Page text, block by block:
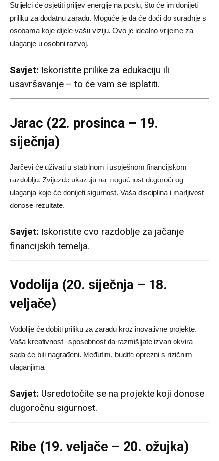
Strijelci će osjetiti priljev energije na poslu, što će im donijeti
priliku za dodatnu zaradu. Moguće je da će doći do suradnje s
osobama koje dijele vašu viziju. Ovo je idealno vrijeme za
ulaganje u osobni razvoj.
Savjet: Iskoristite prilike za edukaciju ili
usavršavanje – to će vam se isplatiti.
Jarac (22. prosinca – 19.
siječnja)
Jarčevi će uživati u stabilnom i uspješnom financijskom
razdoblju. Zvijezde ukazuju na mogućnost dugoročnog
ulaganja koje će donijeti sigurnost. Vaša disciplina i marljivost
donose rezultate.
Savjet: Iskoristite ovo razdoblje za jačanje
financijskih temelja.
Vodolija (20. siječnja – 18.
veljače)
Vodolije će dobiti priliku za zaradu kroz inovativne projekte.
Vaša kreativnost i sposobnost da razmišljate izvan okvira
sada će biti nagrađeni. Međutim, budite oprezni s rizičnim
ulaganjima.
Savjet: Usredotočite se na projekte koji donose
dugoročnu sigurnost.
Ribe (19. veljače – 20. ožujka)